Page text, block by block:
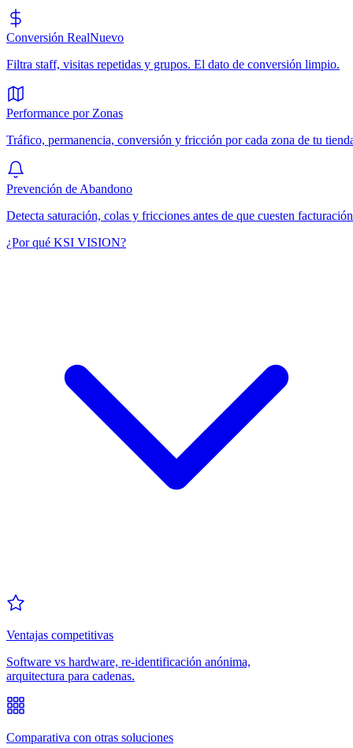
Conversión RealNuevo
Filtra staff, visitas repetidas y grupos. El dato de conversión limpio.
Performance por Zonas
Tráfico, permanencia, conversión y fricción por cada zona de tu
Prevención de Abandono
Detecta saturación, colas y fricciones antes de que cuesten
¿Por qué KSI VISION?
Ventajas competitivas
Software vs hardware, re-identificación anónima,
arquitectura para cadenas.
Comparativa con otras soluciones